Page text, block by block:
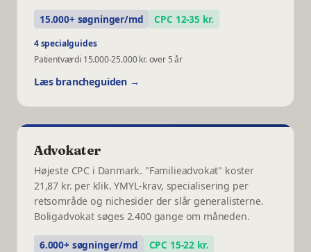
15.000+ søgninger/md CPC 12-35 kr.
4 specialguides
Patientværdi 15.000-25.000 kr. over 5 år
Læs brancheguiden →
Advokater
Højeste CPC i Danmark. "Familieadvokat" koster
21,87 kr. per klik. YMYL-krav, specialisering per
retsområde og nichesider der slår generalisterne.
Boligadvokat søges 2.400 gange om måneden.
6.000+ søgninger/md CPC 15-22 kr.